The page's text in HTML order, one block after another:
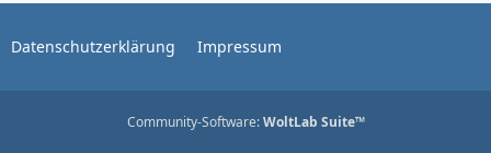
Datenschutzerklärung Impressum
Community-Software:WoltLab Suite™